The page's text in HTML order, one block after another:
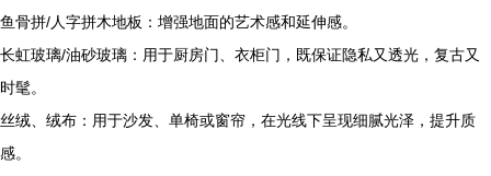
鱼骨拼/人字拼木地板：增强地面的艺术感和延伸感。
长虹玻璃/油砂玻璃：用于厨房门、衣柜门，既保证隐私又透光，复古又
时髦。
丝绒、绒布：用于沙发、单椅或窗帘，在光线下呈现细腻光泽，提升质
感。